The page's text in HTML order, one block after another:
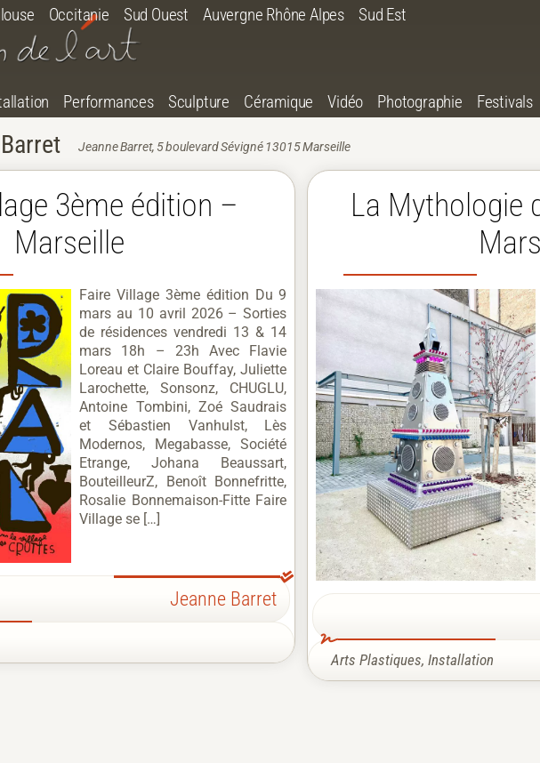
Occitanie Sud Ouest Auvergne Rhône Alpes Sud Est
Performances Sculpture Céramique Vidéo Photographie Festivals
Jeanne Barret, 5 boulevard Sévigné 13015 Marseille
3ème édition –
Marseille
Faire Village 3ème édition Du 9
mars au 10 avril 2026 – Sorties
de résidences vendredi 13 & 14
mars 18h – 23h Avec Flavie
Loreau et Claire Bouffay, Juliette
Larochette, Sonsonz, CHUGLU,
Antoine Tombini, Zoé Saudrais
et Sébastien Vanhulst, Lès
Modernos, Megabasse, Société
Etrange, Johana Beaussart,
BouteilleurZ, Benoît Bonnefritte,
Rosalie Bonnemaison-Fitte Faire
Village se […]
Jeanne Barret
La Mythologie
Arts Plastiques,Installation